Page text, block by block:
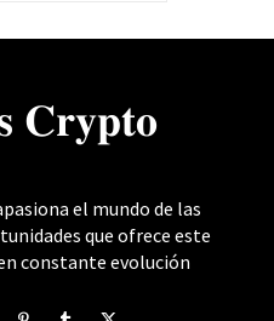
𝐂𝐫𝐲𝐩𝐭𝐨
el mundo de las
que ofrece este
constante evolución